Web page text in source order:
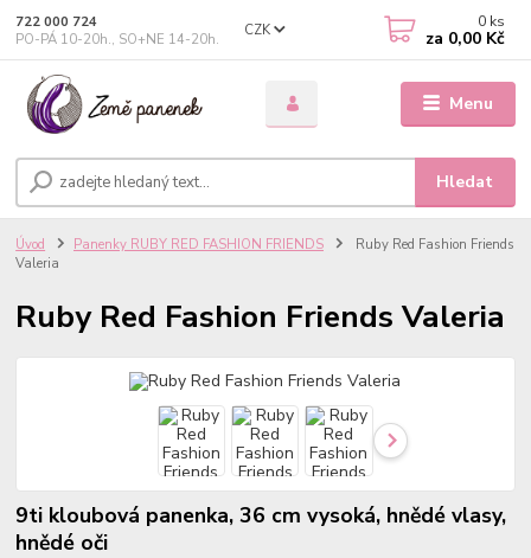
Menu
CZK
Hledat
722 000 724
PO-PÁ 10-20h., SO+NE 14-20h.
0 ks
za 0,00 Kč
Úvod Panenky RUBY RED FASHION FRIENDS
Ruby Red Fashion Friends
Valeria
Ruby Red Fashion Friends Valeria
9ti kloubová panenka, 36 cm vysoká, hnědé vlasy,
hnědé oči